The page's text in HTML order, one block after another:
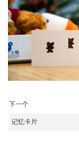
下一个
记忆卡片